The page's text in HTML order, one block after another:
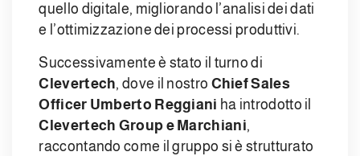
quello digitale, migliorando l’analisi dei dati
e l’ottimizzazione dei processi produttivi.
Successivamente è stato il turno di
Clevertech, dove il nostro Chief Sales
Officer Umberto Reggiani ha introdotto il
Clevertech Group e Marchiani,
raccontando come il gruppo si è strutturato